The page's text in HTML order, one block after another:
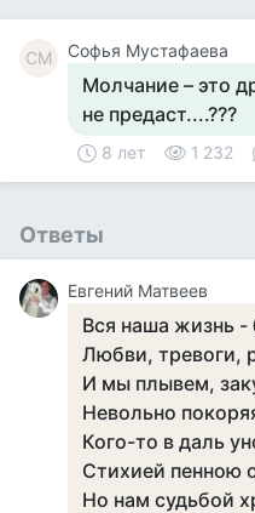
СМ Софья Мустафаева
Молчание – это
не предаст....???
8 лет 1 232
Ответы
Евгений Матвеев
Вся наша жизнь -
Любви, тревоги,
И мы плывем,
Невольно
Кого-то в даль
Стихией пенною
Но нам судьбой